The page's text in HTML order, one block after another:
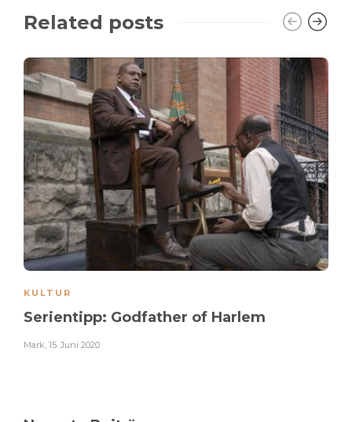
Related posts
KULTUR
Serientipp: Godfather of Harlem
Mark, 15. Juni 2020